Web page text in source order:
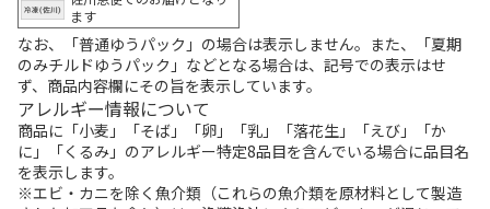
ます
なお、「普通ゆうパック」の場合は表示しません。また、「夏期
のみチルドゆうパック」などとなる場合は、記号での表示はせ
ず、商品内容欄にその旨を表示しています。
アレルギー情報について
商品に「小麦」「そば」「卵」「乳」「落花生」「えび」「か
に」「くるみ」のアレルギー特定8品目を含んでいる場合に品目名
を表示します。
※エビ・カニを除く魚介類（これらの魚介類を原材料として製造